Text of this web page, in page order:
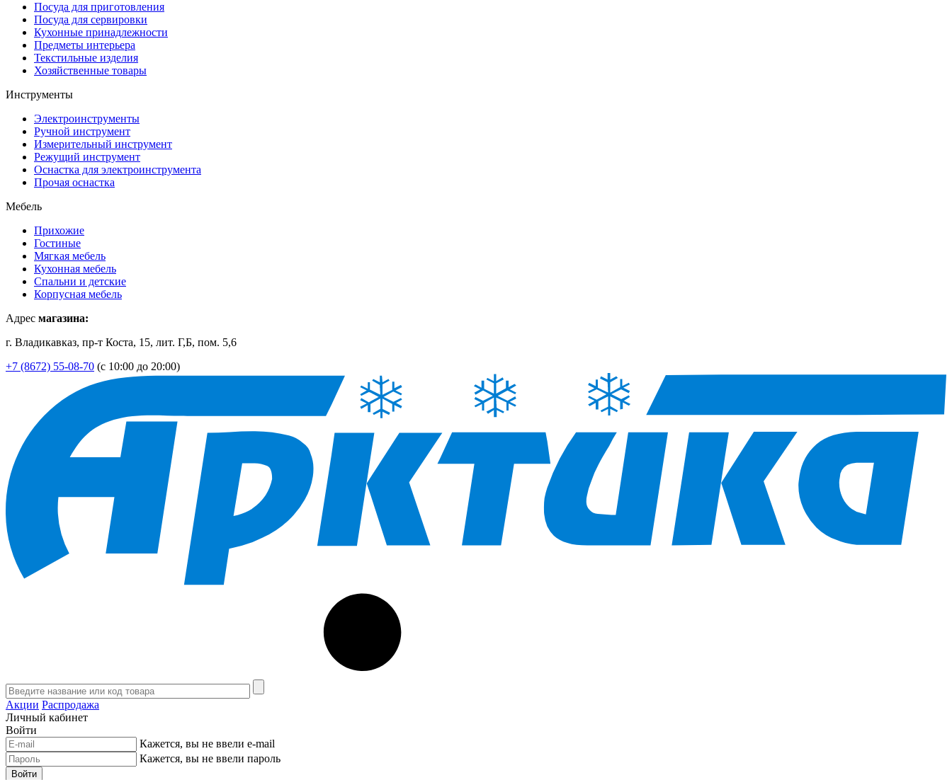
Посуда для приготовления
Посуда для сервировки
Кухонные принадлежности
Предметы интерьера
Текстильные изделия
Хозяйственные товары
Инструменты
Электроинструменты
Ручной инструмент
Измерительный инструмент
Режущий инструмент
Оснастка для электроинструмента
Прочая оснастка
Мебель
Прихожие
Гостиные
Мягкая мебель
Кухонная мебель
Спальни и детские
Корпусная мебель
Адрес магазина:
г. Владикавказ, пр-т Коста, 15, лит. Г,Б, пом. 5,6
+7 (8672) 55-08-70 (с 10:00 до 20:00)
Акции Распродажа
Личный кабинет
Войти
Кажется, вы не ввели e-mail
Кажется, вы не ввели пароль
Войти